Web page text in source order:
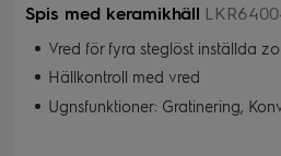
Spis med keramikhäll
Vred för fyra steglöst inställda
Hällkontroll med vred
Ugnsfunktioner: Gratinering, Konventionell/traditionell matlagning,